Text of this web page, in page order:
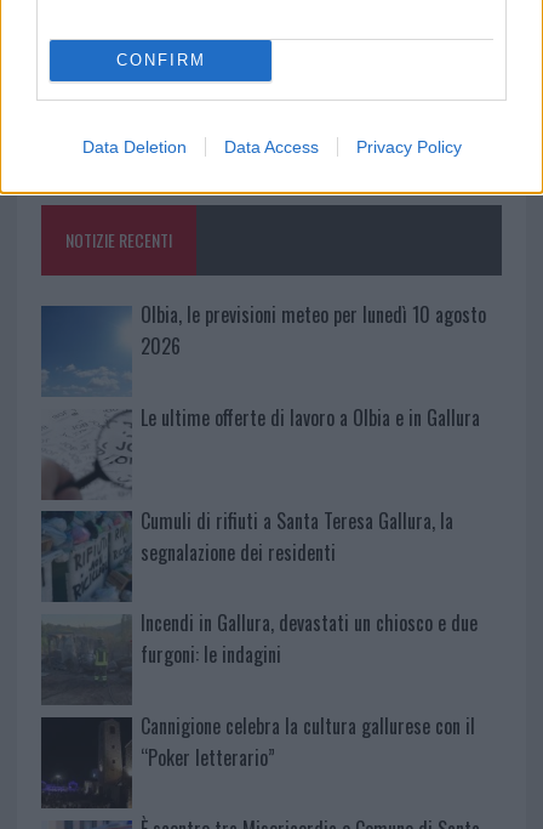
CONFIRM
Data Deletion Data Access Privacy Policy
F
ce
b
o
o
k
T
w
it
te
r
Pi
n
te
re
st
W
at
s
A
p
S
a
re
Prossimo articolo
NOTIZIE RECENTI
Olbia, le previsioni meteo per lunedì 10 agosto
2026
Le ultime offerte di lavoro a Olbia e in Gallura
Cumuli di rifiuti a Santa Teresa Gallura, la
segnalazione dei residenti
Incendi in Gallura, devastati un chiosco e due
furgoni: le indagini
Cannigione celebra la cultura gallurese con il
“Poker letterario”